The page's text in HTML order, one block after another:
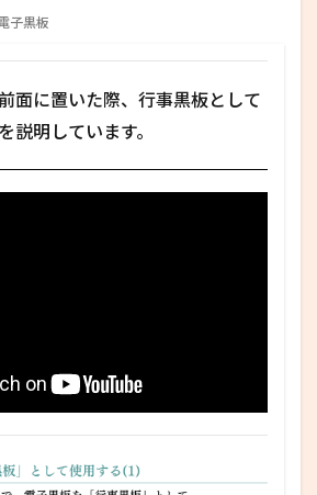
子黒板
面に置いた際、行事黒板として
説明しています。